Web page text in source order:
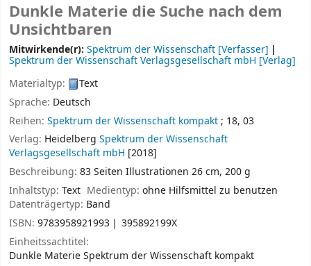
Dunkle Materie die Suche nach dem
Unsichtbaren
Mitwirkende(r): Spektrum der Wissenschaft [Verfasser]
Spektrum der Wissenschaft Verlagsgesellschaft mbH [Verlag]
Materialtyp:
Text
Sprache: Deutsch
Reihen: Spektrum der Wissenschaft kompakt; 18, 03
Verlag: Heidelberg Spektrum der Wissenschaft
Verlagsgesellschaft mbH [2018]
Beschreibung: 83 Seiten Illustrationen 26 cm, 200 g
Inhaltstyp: Text Medientyp:ohne Hilfsmittel zu benutzen
Datenträgertyp: Band
ISBN: 9783958921993
395892199X
Einheitssachtitel:
Dunkle Materie Spektrum der Wissenschaft kompakt